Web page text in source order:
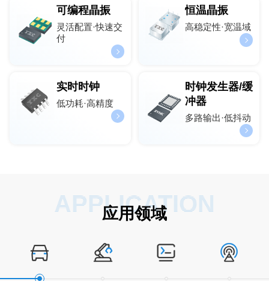
可编程晶振
灵活配置·快速交
付
恒温晶振
高稳定性·宽温域
实时时钟
低功耗·高精度
时钟发生器/缓
冲器
多路输出·低抖动
APPLICATION
应用领域